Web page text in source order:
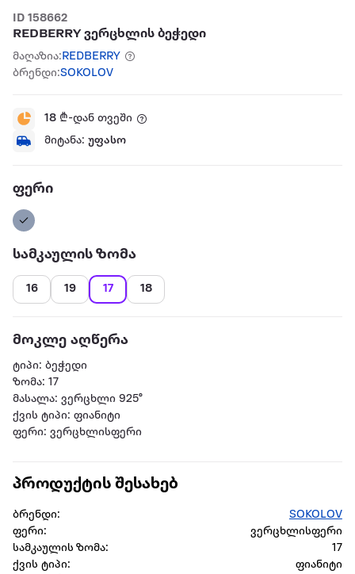
ID 158662
REDBERRY ვერცხლის ბეჭედი
მაღაზია: REDBERRY
ბრენდი:SOKOLOV
18 ₾-დან თვეში
მიტანა: უფასო
ფერი
სამკაულის ზომა
16 19 17 18
მოკლე აღწერა
ტიპი: ბეჭედი
ზომა: 17
მასალა: ვერცხლი 925°
ქვის ტიპი: ფიანიტი
ფერი: ვერცხლისფერი
პროდუქტის შესახებ
ბრენდი:
SOKOLOV
ფერი:
ვერცხლისფერი
სამკაულის ზომა:
17
ქვის ტიპი:
ფიანიტი